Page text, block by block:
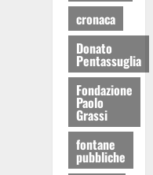
cronaca
Donato
Pentassuglia
Fondazione
Paolo
Grassi
fontane
pubbliche